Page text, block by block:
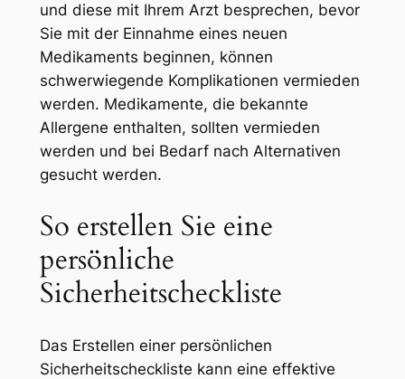
und diese mit Ihrem Arzt besprechen, bevor
Sie mit der Einnahme eines neuen
Medikaments beginnen, können
schwerwiegende Komplikationen vermieden
werden. Medikamente, die bekannte
Allergene enthalten, sollten vermieden
werden und bei Bedarf nach Alternativen
gesucht werden.
So erstellen Sie eine
persönliche
Sicherheitscheckliste
Das Erstellen einer persönlichen
Sicherheitscheckliste kann eine effektive